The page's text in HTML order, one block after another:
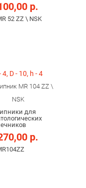
р.
52 ZZ \ NSK
4, D - 10, h - 4
MR 104 ZZ \
NSK
для
р.